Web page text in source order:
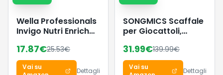
Wella Professionals
Invigo Nutri Enrich
Ottima con
shampoo
professionale
17.87€25.53€
Vai su
Dettagli
SONGMICS Scaffale
per Giocattoli,
con 7 Contenitori in
Tessuto, Libreria per
Bambini,
31.99€139.99€
Vai su
Dettagli